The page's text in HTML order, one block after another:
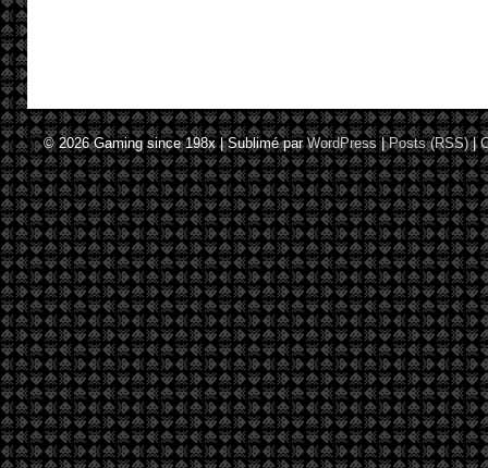
© 2026Gaming since 198x|Sublimé parWordPress |Posts (RSS)|